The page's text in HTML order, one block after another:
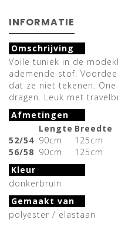
INFORMATIE
Omschrijving
Voile tuniek in de
ademende stof.
dat ze niet tekenen.
dragen. Leuk met
Afmetingen
Lengte Breedte
52/54 90cm
125cm
56/58 90cm
125cm
Kleur
donkerbruin
Gemaakt van
polyester / elastaan